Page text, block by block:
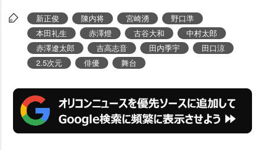
新正俊 陳内将 宮崎湧
野口準
本田礼生
赤澤燈 古谷大和
中村太郎
赤澤遼太郎
吉高志音 田内季宇
田口涼
2.5次元
俳優 舞台